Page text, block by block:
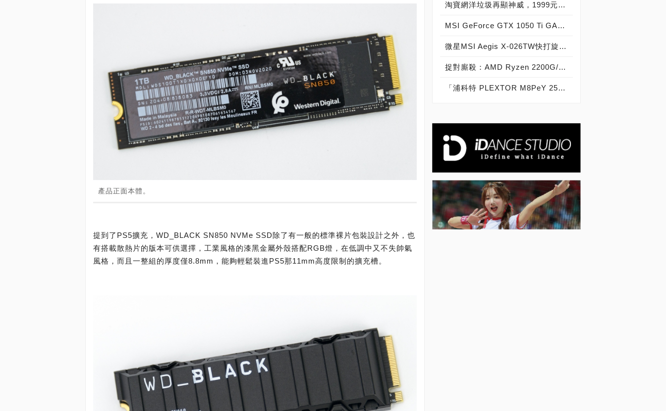
產品正面本體。
提到了PS5擴充，WD_BLACK SN850 NVMe SSD除了有一般的標準裸片包裝設計之外，也
有搭載散熱片的版本可供選擇，工業風格的漆黑金屬外殼搭配RGB燈，在低調中又不失帥氣
風格，而且一整組的厚度僅8.8mm，能夠輕鬆裝進PS5那11mm高度限制的擴充槽。
淘寶網洋垃圾再顯神威，1999元買到8核心16執行緒Xeon E5-2670神器級處理器！
MSI GeForce GTX 1050 Ti GAMING X 4G實測開箱，中階電競顯示卡中的玩家精品！
微星MSI Aegis X-026TW快打旋風V同梱版實測開箱，VR電競桌機的頂尖之作！
捉對廝殺：AMD Ryzen 2200G/2400G VS Intel Core i3-8100/i5-8400
「浦科特 PLEXTOR M8PeY 256GB、512GB、1TB」實測開箱，玩家級NVMe型PCIe 3.0 x4 SSD效能實測大作戰！